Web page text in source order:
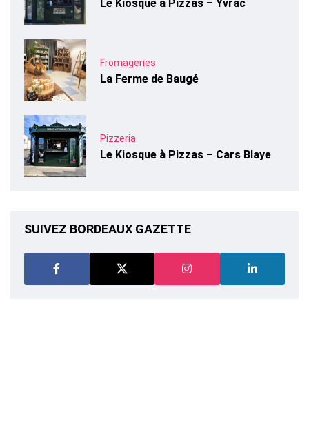
Le Kiosque à Pizzas – Yvrac
Fromageries
La Ferme de Baugé
Pizzeria
Le Kiosque à Pizzas – Cars Blaye
SUIVEZ BORDEAUX GAZETTE